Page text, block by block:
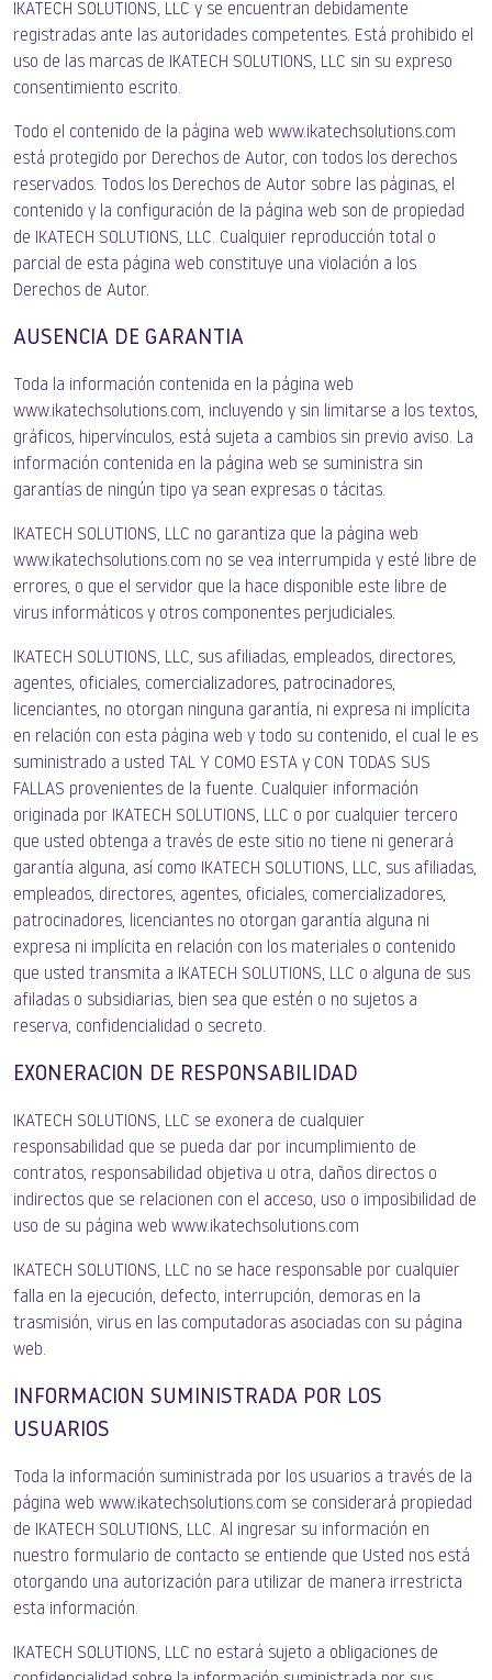
IKATECH SOLUTIONS, LLC y se encuentran debidamente
registradas ante las autoridades competentes. Está prohibido el
uso de las marcas de IKATECH SOLUTIONS, LLC sin su expreso
consentimiento escrito.
Todo el contenido de la página web www.ikatechsolutions.com
está protegido por Derechos de Autor, con todos los derechos
reservados. Todos los Derechos de Autor sobre las páginas, el
contenido y la configuración de la página web son de propiedad
de IKATECH SOLUTIONS, LLC. Cualquier reproducción total o
parcial de esta página web constituye una violación a los
Derechos de Autor.
AUSENCIA DE GARANTIA
Toda la información contenida en la página web
www.ikatechsolutions.com, incluyendo y sin limitarse a los textos,
gráficos, hipervínculos, está sujeta a cambios sin previo aviso. La
información contenida en la página web se suministra sin
garantías de ningún tipo ya sean expresas o tácitas.
IKATECH SOLUTIONS, LLC no garantiza que la página web
www.ikatechsolutions.com no se vea interrumpida y esté libre de
errores, o que el servidor que la hace disponible este libre de
virus informáticos y otros componentes perjudiciales.
IKATECH SOLUTIONS, LLC, sus afiliadas, empleados, directores,
agentes, oficiales, comercializadores, patrocinadores,
licenciantes, no otorgan ninguna garantía, ni expresa ni implícita
en relación con esta página web y todo su contenido, el cual le es
suministrado a usted TAL Y COMO ESTA y CON TODAS SUS
FALLAS provenientes de la fuente. Cualquier información
originada por IKATECH SOLUTIONS, LLC o por cualquier tercero
que usted obtenga a través de este sitio no tiene ni generará
garantía alguna, así como IKATECH SOLUTIONS, LLC, sus afiliadas,
empleados, directores, agentes, oficiales, comercializadores,
patrocinadores, licenciantes no otorgan garantía alguna ni
expresa ni implícita en relación con los materiales o contenido
que usted transmita a IKATECH SOLUTIONS, LLC o alguna de sus
afiladas o subsidiarias, bien sea que estén o no sujetos a
reserva, confidencialidad o secreto.
EXONERACION DE RESPONSABILIDAD
IKATECH SOLUTIONS, LLC se exonera de cualquier
responsabilidad que se pueda dar por incumplimiento de
contratos, responsabilidad objetiva u otra, daños directos o
indirectos que se relacionen con el acceso, uso o imposibilidad de
uso de su página web www.ikatechsolutions.com
IKATECH SOLUTIONS, LLC no se hace responsable por cualquier
falla en la ejecución, defecto, interrupción, demoras en la
trasmisión, virus en las computadoras asociadas con su página
web.
INFORMACION SUMINISTRADA POR LOS
USUARIOS
Toda la información suministrada por los usuarios a través de la
página web www.ikatechsolutions.com se considerará propiedad
de IKATECH SOLUTIONS, LLC. Al ingresar su información en
nuestro formulario de contacto se entiende que Usted nos está
otorgando una autorización para utilizar de manera irrestricta
esta información.
IKATECH SOLUTIONS, LLC no estará sujeto a obligaciones de